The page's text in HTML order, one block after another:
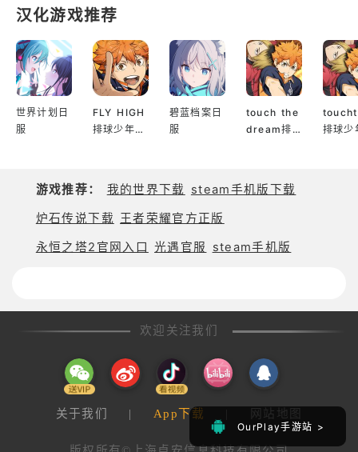
OurPlay手游站 >
通过官方网站表单提交游戏建议，即可获得高级养成
材料！
（非官方网站提交无效）
◆Ver.3 新元素
・登录 7 日赠送限定角色 “星语诗人”！
・新增 “元素秘境” 主线章节！
・提升人气 TOP5 精灵的属性与技能！
・新增元素能量石，可用于快速养成精灵！
・扩大好友协战等级范围，从 Lv200 提升至
・新增 “元素增幅” 功能（角色等级达到 80 级解
锁）！
——————————————
推荐给这样的人！
・喜爱音乐节奏类游戏！
・想在碎片时间享受游戏乐趣！
・追求角色养成与收集的成就感！
汉化游戏推荐
世界计划日
服
FLY HIGH
排球少年日
碧蓝档案日
服
touch the
dream排
排球少
OurPlay手游站 >
游戏推荐： 我的世界下载 steam手机版下载
炉石传说下载 王者荣耀官方正版
永恒之塔2官网入口 光遇官服 steam手机版
欢迎关注我们
关于我们 | App下载 网站地图